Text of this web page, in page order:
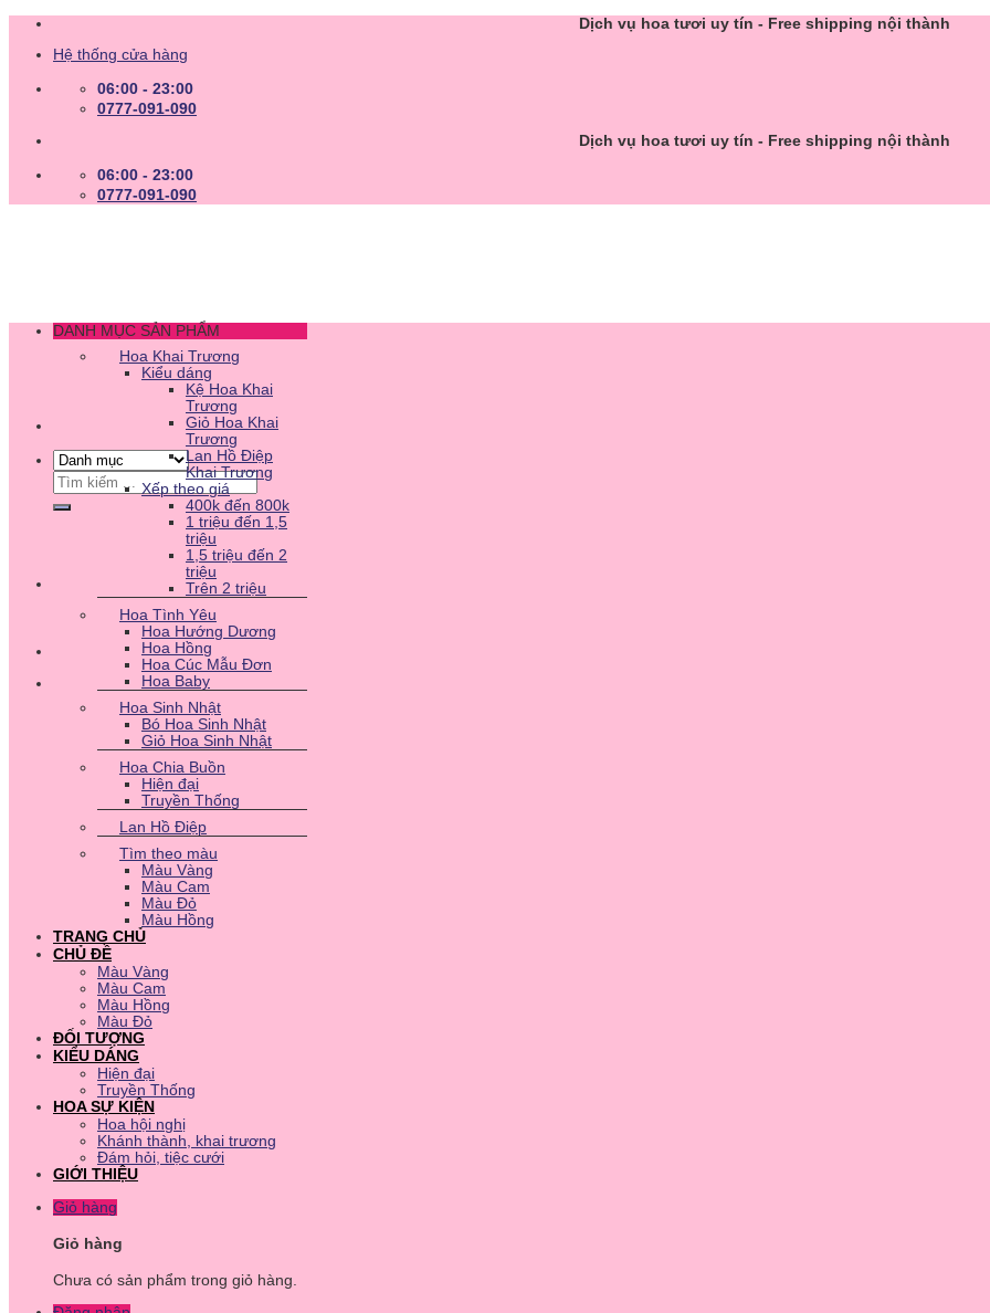
Skip
content
Dịch vụ hoa tươi uy tín - Free shipping nội thành
Hệ thống cửa hàng
06:00 - 23:00
0777-091-090
Dịch vụ hoa tươi uy tín - Free shipping nội thành
06:00 - 23:00
0777-091-090
Tìm
kiếm:
DANH MỤC SẢN PHẨM
Hoa Khai Trương
Kiểu dáng
Kệ Hoa Khai
Trương
Giỏ Hoa Khai
Trương
Lan Hồ Điệp
Khai Trương
Xếp theo giá
400k đến 800k
1 triệu đến 1,5
triệu
1,5 triệu đến 2
triệu
Trên 2 triệu
Hoa Tình Yêu
Hoa Hướng Dương
Hoa Hồng
Hoa Cúc Mẫu Đơn
Hoa Baby
Hoa Sinh Nhật
Bó Hoa Sinh Nhật
Giỏ Hoa Sinh Nhật
Hoa Chia Buồn
Hiện đại
Truyền Thống
Lan Hồ Điệp
Tìm theo màu
Màu Vàng
Màu Cam
Màu Đỏ
Màu Hồng
TRANG CHỦ
CHỦ ĐỀ
Màu Vàng
Màu Cam
Màu Hồng
Màu Đỏ
ĐỐI TƯỢNG
KIỂU DÁNG
Hiện đại
Truyền Thống
HOA SỰ KIỆN
Hoa hội nghị
Khánh thành, khai trương
Đám hỏi, tiệc cưới
GIỚI THIỆU
Giỏ hàng
Giỏ hàng
Chưa có sản phẩm trong giỏ hàng.